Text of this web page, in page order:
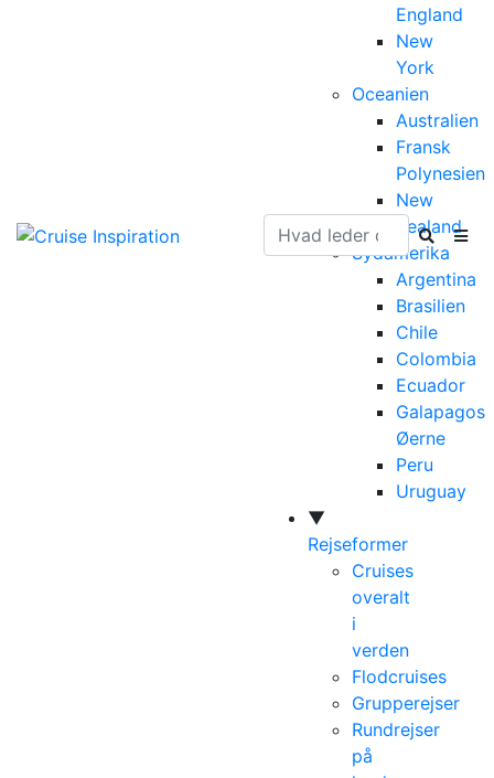
England
New
York
Oceanien
Australien
Fransk
Polynesien
New
Zealand
Sydamerika
Argentina
Brasilien
Chile
Colombia
Ecuador
Galapagos
Øerne
Peru
Uruguay
▼
Rejseformer
Cruises
overalt
i
verden
Flodcruises
Grupperejser
Rundrejser
på